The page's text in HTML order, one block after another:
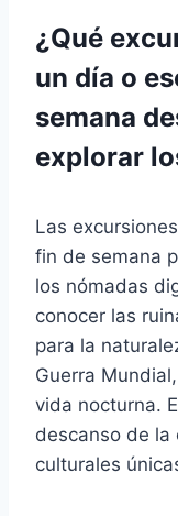
¿Qué
un día o
semana
explorar
Las
fin de semana
los nómadas
conocer las
para la
Guerra
vida nocturna.
descanso de la
culturales